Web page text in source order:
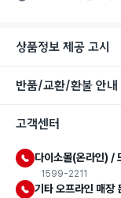
상품정보 제공 고시
반품/교환/환불 안내
고객센터
다이소몰(온라인) /
1599-2211
기타 오프라인 매장